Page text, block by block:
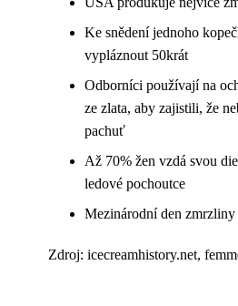
Ke snědení jednoho
vypláznout 50krát
Odborníci používají na
ze zlata, aby zajistili, že
pachuť
Až 70% žen vzdá svou
ledové pochoutce
Mezinárodní den zmrzliny
Zdroj: icecreamhistory.net,